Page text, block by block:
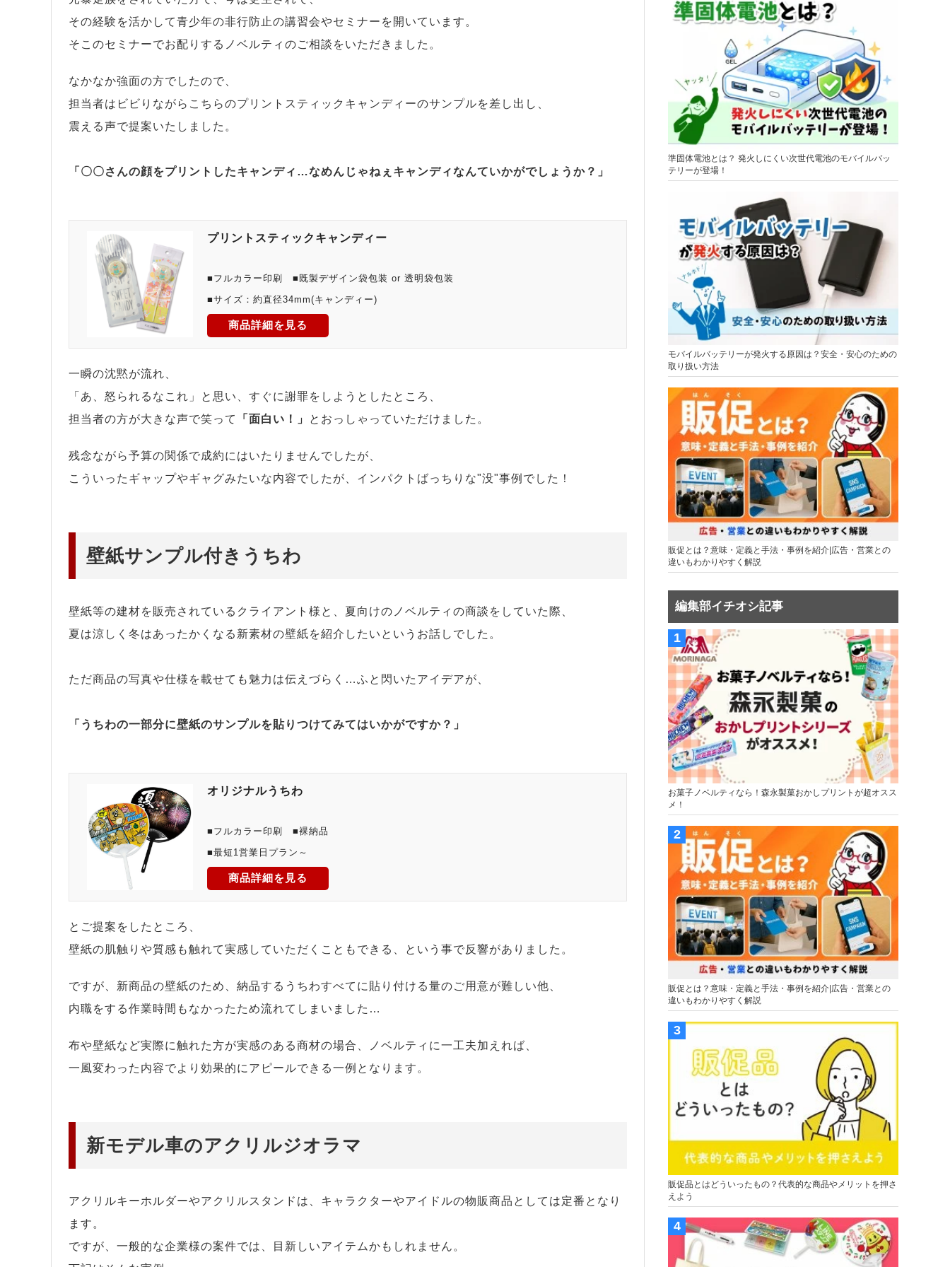
その経験を活かして青少年の非行防止の講習会やセミナーを開いています。
そこのセミナーでお配りするノベルティのご相談をいただきました。
なかなか強面の方でしたので、
担当者はビビりながらこちらのプリントスティックキャンディーのサンプルを差し出し、
震える声で提案いたしました。
「〇〇さんの顔をプリントしたキャンディ…なめんじゃねぇキャンディなんていかがでしょうか？」
プリントスティックキャンディー
■フルカラー印刷 ■既製デザイン袋包装 or 透明袋包装
■サイズ：約直径34mm(キャンディー)
商品詳細を見る
一瞬の沈黙が流れ、
「あ、怒られるなこれ」と思い、すぐに謝罪をしようとしたところ、
担当者の方が大きな声で笑って
「面白い！」 とおっしゃっていただけました。
残念ながら予算の関係で成約にはいたりませんでしたが、
こういったギャップやギャグみたいな内容でしたが、インパクトばっちりな"没"事例でした！
壁紙サンプル付きうちわ
壁紙等の建材を販売されているクライアント様と、夏向けのノベルティの商談をしていた際、
夏は涼しく冬はあったかくなる新素材の壁紙を紹介したいというお話しでした。
ただ商品の写真や仕様を載せても魅力は伝えづらく…ふと閃いたアイデアが、
「うちわの一部分に壁紙のサンプルを貼りつけてみてはいかがですか？」
オリジナルうちわ
■フルカラー印刷 ■裸納品
■最短1営業日プラン～
商品詳細を見る
とご提案をしたところ、
壁紙の肌触りや質感も触れて実感していただくこともできる、という事で反響がありました。
ですが、新商品の壁紙のため、納品するうちわすべてに貼り付ける量のご用意が難しい他、
内職をする作業時間もなかったため流れてしまいました…
布や壁紙など実際に触れた方が実感のある商材の場合、ノベルティに一工夫加えれば、
一風変わった内容でより効果的にアピールできる一例となります。
新モデル車のアクリルジオラマ
アクリルキーホルダーやアクリルスタンドは、キャラクターやアイドルの物販商品としては定番となり
ます。
ですが、一般的な企業様の案件では、目新しいアイテムかもしれません。
準固体電池とは？ 発火しにくい次世代電池のモバイルバッ
テリーが登場！
モバイルバッテリーが発火する原因は？安全・安心のための
取り扱い方法
販促とは？意味・定義と手法・事例を紹介|広告・営業との
違いもわかりやすく解説
編集部イチオシ記事
お菓子ノベルティなら！森永製菓おかしプリントが超オスス
メ！
販促とは？意味・定義と手法・事例を紹介|広告・営業との
違いもわかりやすく解説
販促品とはどういったもの？代表的な商品やメリットを押さ
えよう